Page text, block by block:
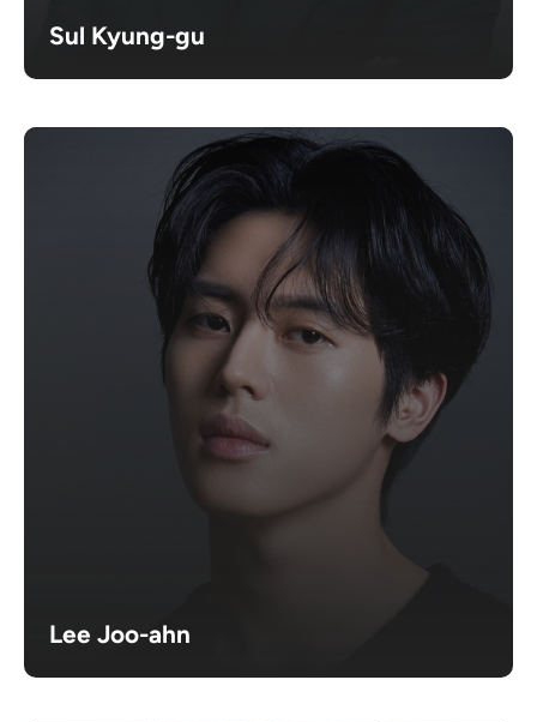
Sul Kyung-gu
Lee Joo-ahn